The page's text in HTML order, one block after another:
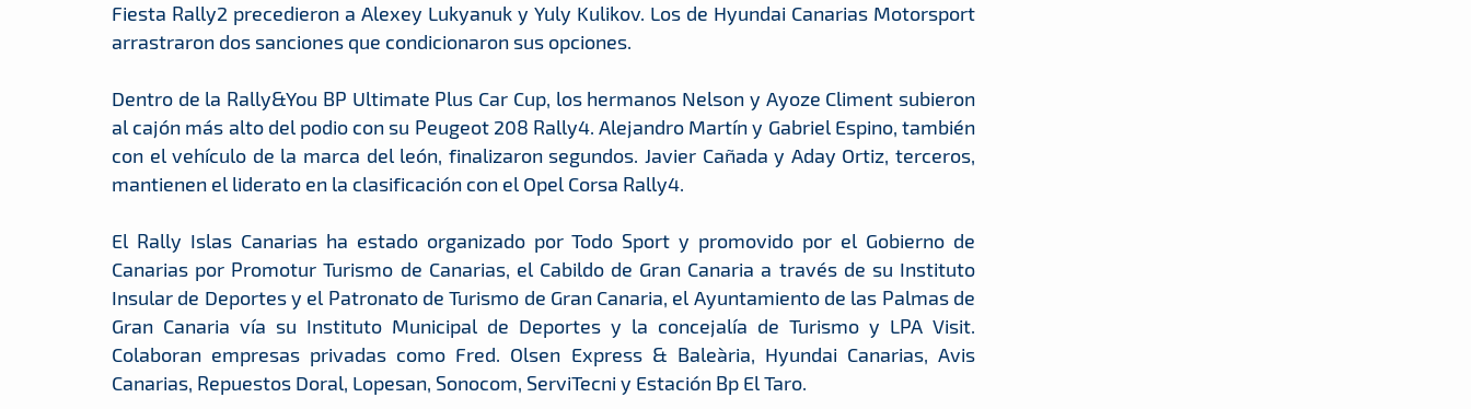
Fiesta Rally2 precedieron a Alexey Lukyanuk y Yuly Kulikov. Los de Hyundai Canarias Motorsport
arrastraron dos sanciones que condicionaron sus opciones.
Dentro de la Rally&You BP Ultimate Plus Car Cup, los hermanos Nelson y Ayoze Climent subieron
al cajón más alto del podio con su Peugeot 208 Rally4. Alejandro Martín y Gabriel Espino, también
con el vehículo de la marca del león, finalizaron segundos. Javier Cañada y Aday Ortiz, terceros,
mantienen el liderato en la clasificación con el Opel Corsa Rally4.
El Rally Islas Canarias ha estado organizado por Todo Sport y promovido por el Gobierno de
Canarias por Promotur Turismo de Canarias, el Cabildo de Gran Canaria a través de su Instituto
Insular de Deportes y el Patronato de Turismo de Gran Canaria, el Ayuntamiento de las Palmas de
Gran Canaria vía su Instituto Municipal de Deportes y la concejalía de Turismo y LPA Visit.
Colaboran empresas privadas como Fred. Olsen Express & Baleària, Hyundai Canarias, Avis
Canarias, Repuestos Doral, Lopesan, Sonocom, ServiTecni y Estación Bp El Taro.